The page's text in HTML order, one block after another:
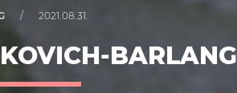
/ 2021.08.31.
BARLANG